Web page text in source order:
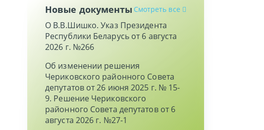
Новые документы Смотреть все
О В.В.Шишко. Указ Президента
Республики Беларусь от 6 августа
2026 г. №266
Об изменении решения
Чериковского районного Совета
депутатов от 26 июня 2025 г. № 15-
9. Решение Чериковского
районного Совета депутатов от 6
августа 2026 г. №27-1